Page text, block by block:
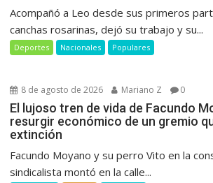
Acompañó a Leo desde sus primeros
canchas rosarinas, dejó su trabajo y su...
Deportes Nacionales Populares
8 de agosto de 2026 Mariano Z 0
El lujoso tren de vida de Facundo
resurgir económico de un gremio
extinción
Facundo Moyano y su perro Vito en la
sindicalista montó en la calle...